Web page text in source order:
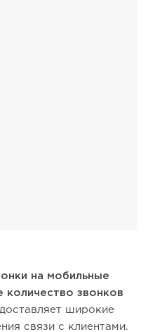
на мобильные
количество звонков
широкие
связи с клиентами.